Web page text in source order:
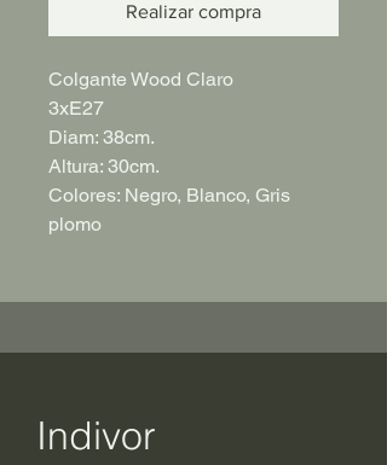
Realizar compra
Colgante Wood Claro
3xE27
Diam: 38cm.
Altura: 30cm.
Colores: Negro, Blanco, Gris
plomo
Indivor